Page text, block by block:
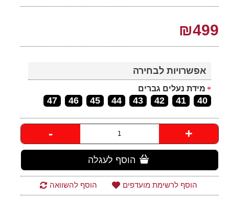
₪499
אפשרויות לבחירה
מידת נעלים גברים
40
41
42
43
44
45
46
47
- +
הוסף לעגלה
הוסף לרשימת מועדפים הוסף להשוואה